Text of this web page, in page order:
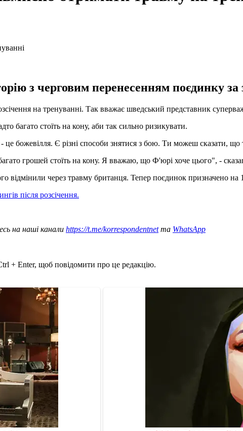
з черговим перенесенням поєдинку
на тренуванні. Так вважає шведський представник
багато стоїть на кону, аби так сильно ризикувати.
божевілля. Є різні способи знятися з бою. Ти можеш сказати, що
грошей стоїть на кону. Я вважаю, що Ф'юрі хоче цього", -
через травму британця. Тепер поєдинок призначено на
після розсічення.
на наші канали https://t.me/korrespondentnetта WhatsApp
+ Enter, щоб повідомити про це редакцію.